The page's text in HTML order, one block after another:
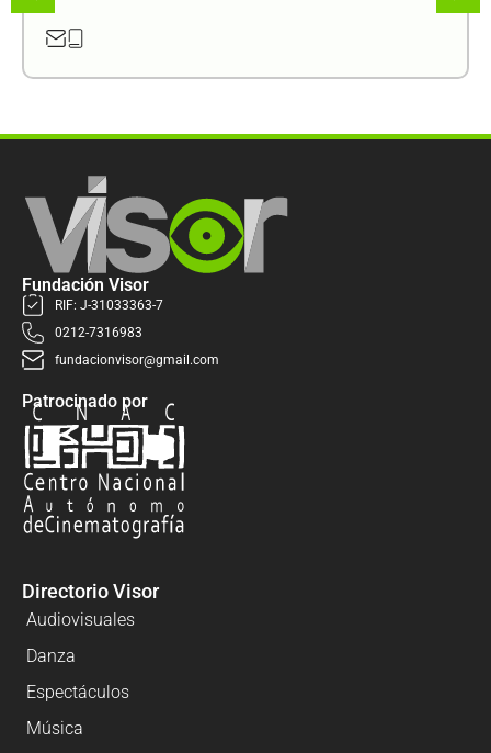
Fundación Visor
RIF: J-31033363-7
0212-7316983
fundacionvisor@gmail.com
Patrocinado por
Directorio Visor
Audiovisuales
Danza
Espectáculos
Música